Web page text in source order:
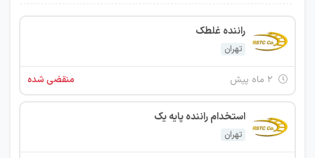
راننده غلطک
تهران
منقضی شده
استخدام راننده پایه یک
تهران